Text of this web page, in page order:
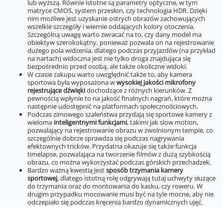
lub wyższą. Równie istotne są parametry optyczne, w tym
matryce CMOS, system przesłon, czy technologia HDR. Dzięki
nim możliwe jest uzyskanie ostrych obrazów zachowujących
wszelkie szczegóły i wiernie oddających kolory otoczenia.
Szczególną uwagę warto zwracać na to, czy dany model ma
obiektyw szerokokątny, ponieważ pozwala on na rejestrowanie
dużego pola widzenia, dlatego podczas przyjazdów (na przykład
na nartach) widoczna jest nie tylko droga znajdująca się
bezpośrednio przed osobą, ale także okoliczne widoki.
W czasie zakupu warto uwzględnić także to, aby kamera
sportowa była wyposażona wwysokiej jakości mikrofony
rejestrujące dźwiękidochodzące z różnych kierunków. Z
pewnością wpłynie to na jakość finalnych nagrań, które można
następnie udostępnić na platformach społecznościowych.
Podczas zimowego szaleństwa przydają się sportowe kamery z
wieloma inteligentnymi funkcjami, takimi jak slow motion,
pozwalający na rejestrowanie obrazu w zwolnionym tempie, co
szczególnie dobrze sprawdza się podczas nagrywania
efektownych tricków. Przydatna okazuje się także funkcja
timelapse, pozwalająca na tworzenie filmów z dużą szybkością
obrazu, co można wykorzystać podczas górskich przechadzek.
Bardzo ważną kwestią jestsposób trzymania kamery
sportowej, dlatego istotną rolę odgrywają tutaj uchwyty służące
do trzymania oraz do montowania do kasku, czy roweru. W
drugim przypadku mocowanie musi być na tyle mocne, aby nie
odczepiało się podczas kręcenia bardzo dynamicznych ujęć.